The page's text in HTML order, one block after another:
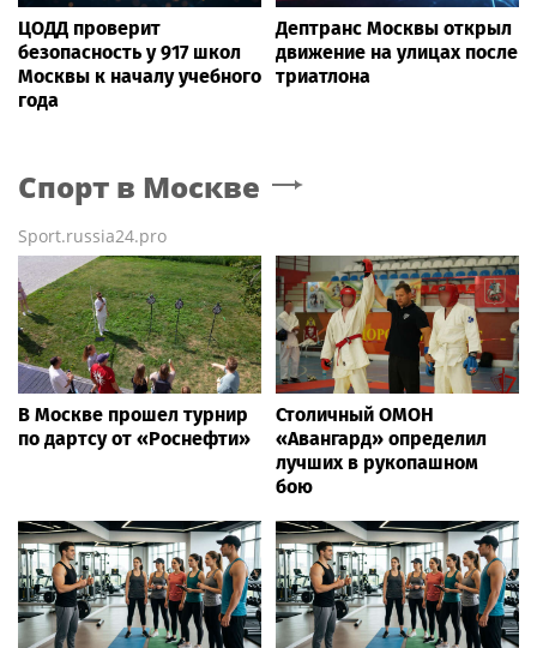
ЦОДД проверит
безопасность у 917 школ
Москвы к началу учебного
года
Дептранс Москвы открыл
движение на улицах после
триатлона
Спорт в Москве
Sport.russia24.pro
В Москве прошел турнир
по дартсу от «Роснефти»
Столичный ОМОН
«Авангард» определил
лучших в рукопашном
бою